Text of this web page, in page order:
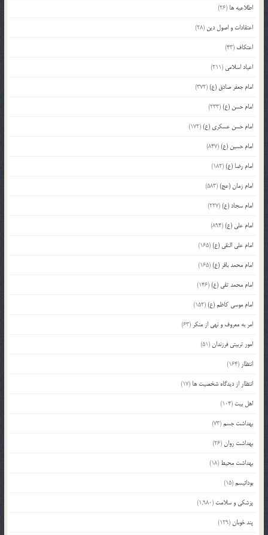
اطلاعیه ها (26)
اعتقادات و اصول دین (28)
اعتکاف (43)
اعیاد اسلامی (211)
امام جعفر صادق (ع)(372)
امام حسن (ع)(233)
امام حسن عسکری (ع)(172)
امام حسین (ع)(847)
امام رضا (ع)(182)
امام زمان (عج)(583)
امام سجاد (ع)(227)
امام علی (ع)(894)
امام علی النقی (ع)(165)
امام محمد باقر (ع)(165)
امام محمد تقی (ع)(146)
امام موسی کاظم (ع)(152)
امر به معروف و نهی از منکر (63)
امور تربیتی فرزندان(51)
انتظار (164)
انتظار از دیدگاه شخصیت ها (17)
اهل بیت (104)
بهداشت جسم(73)
بهداشت روان(26)
بهداشت محیط (18)
بودائیسم(15)
پزشکی و سلامت (1,980)
پند خوبان(129)